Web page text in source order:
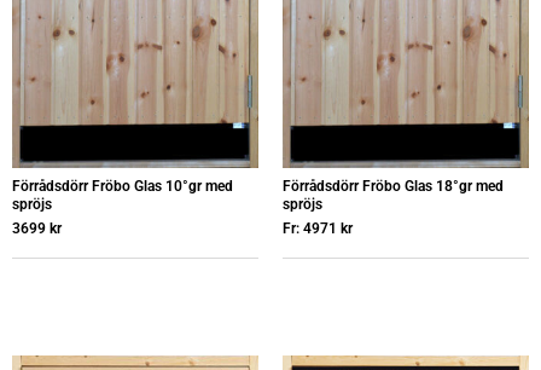
Förrådsdörr Fröbo Glas 10°gr med
spröjs
3699 kr
Förrådsdörr Fröbo Glas 18°gr med
spröjs
Fr: 4971 kr